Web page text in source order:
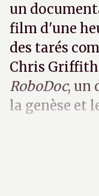
un
film d'une
des tarés
Chris
RoboDoc, un
la genèse et